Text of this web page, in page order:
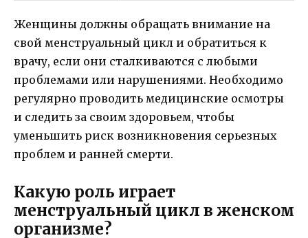
Женщины должны обращать внимание на
свой менструальный цикл и обратиться к
врачу, если они сталкиваются с любыми
проблемами или нарушениями. Необходимо
регулярно проводить медицинские осмотры
и следить за своим здоровьем, чтобы
уменьшить риск возникновения серьезных
проблем и ранней смерти.
Какую роль играет
менструальный цикл в женском
организме?